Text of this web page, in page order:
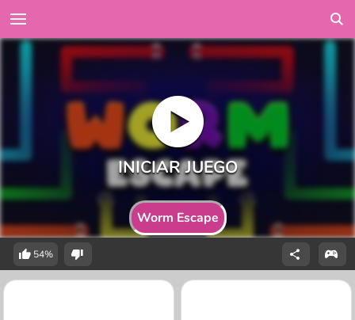
Worm Escape
54%